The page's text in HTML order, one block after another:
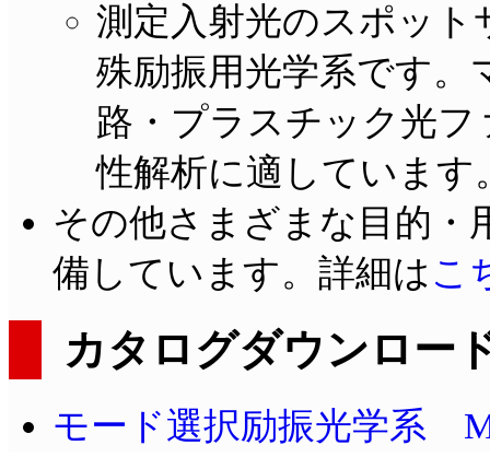
測定入射光のスポット
殊励振用光学系です。
路・プラスチック光
性解析に適しています
その他さまざまな目的・
備しています。詳細は こ
カタログダウンロー
モード選択励振光学系